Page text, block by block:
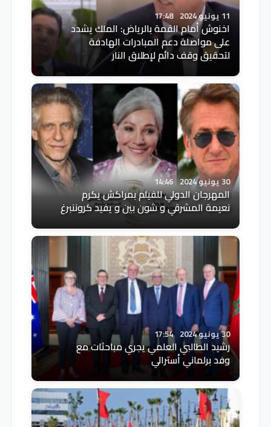
11 يونيو 2024 17:48
اخنوش أمام القمة بالرياض: الملك يشدد
على مواصلة دعم المبادرات الهادفة
لتحقيق وقف دائم لإطلاق النار
30 يونيو 2024 14:46
المهرجان الدولي للفيلم بمراكش يكرم
نعيمة المشرقي و شون بين و يفيد كروننبرغ
30 يونيو 2024 17:54
رشيد الطالبي العلمي يجري مباحثات مع
وفد برلماني أسترالي